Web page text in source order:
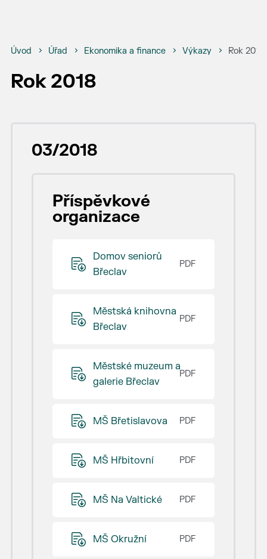
Úvod Úřad Ekonomika a finance Výkazy Rok 2018
Rok 2018
03/2018
Příspěvkové
organizace
Domov seniorů
Břeclav
Městská knihovna
Břeclav
Městské muzeum a
galerie Břeclav
MŠ Břetislavova
MŠ Hřbitovní
MŠ Na Valtické
MŠ Okružní